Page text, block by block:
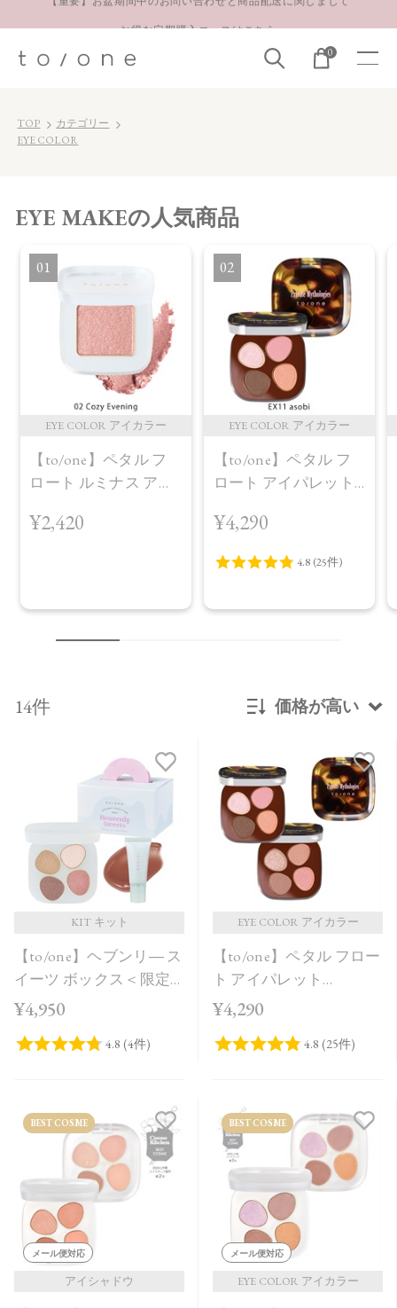
LINE お友達登録 500円OFFクーポンプレゼント
LINE お友達登録 500円OFFクーポンプレゼント
0
TOP
カテゴリー
EYE COLOR
EYE MAKEの人気商品
1
EYE COLOR アイカラー
【to/one】ペタル フ
ロート ルミナス アイ
AW Collection＞02
¥2,420
2
EYE COLOR アイカラー
【to/one】ペタル フ
ロート アイパレット
品＞EX11 asobi
¥4,290
14件 価格が高い
発売日順
価格が安い
価格が高い
レビューが多い順
レビュー評価が高い順
人気順
KIT キット
【to/one】ヘブンリ― ス
イーツ ボックス＜限定
品全3種＞＜Holiday
¥4,950
EYE COLOR アイカラー
【to/one】ペタル フロー
ト アイパレット
［EX11,EX12］＜限定品
¥4,290
BEST COSME
メール便対応
アイシャドウ
BEST COSME
メール便対応
EYE COLOR アイカラー